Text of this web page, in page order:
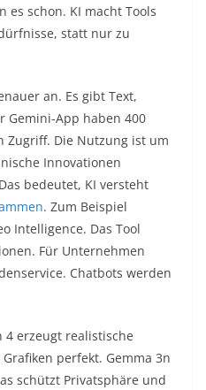
es schon. KI macht Tools
statt nur zu
an. Es gibt Text,
Gemini-App haben 400
Die Nutzung ist um
Innovationen
bedeutet, KI versteht
. Zum Beispiel
Intelligence. Das Tool
Für Unternehmen
Chatbots werden
4 erzeugt realistische
perfekt. Gemma 3n
schützt Privatsphäre und